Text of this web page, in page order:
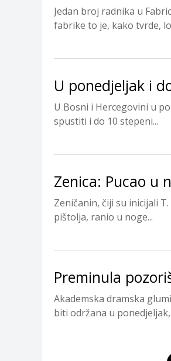
Jedan broj radnika u
fabrike to je, kako tvrde,
U ponedjeljak i
U Bosni i Hercegovini u
spustiti i do 10 stepeni...
Zenica: Pucao u
Zeničanin, čiji su inicijali
pištolja, ranio u noge...
Preminula
Akademska dramska
biti održana u